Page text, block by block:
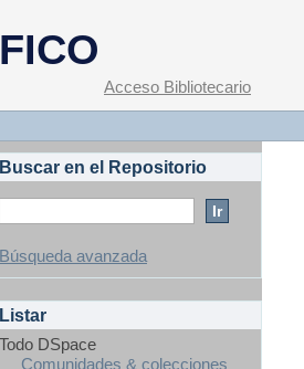
Acceso Bibliotecario
Buscar en el Repositorio
Búsqueda avanzada
Listar
Todo DSpace
Comunidades & colecciones